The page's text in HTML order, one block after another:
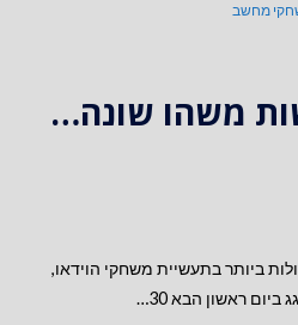
מחשב
משהו שונה…
ביותר בתעשיית משחקי הוידאו,
ראשון הבא 30…